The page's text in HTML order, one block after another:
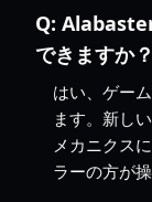
Q:
できますか？
はい、ゲー
ます。新し
メカニクス
ラーの方が